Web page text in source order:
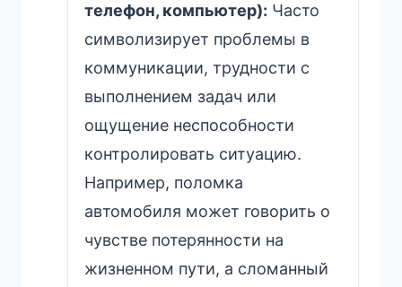
телефон, компьютер): Часто
символизирует проблемы в
коммуникации, трудности с
выполнением задач или
ощущение неспособности
контролировать ситуацию.
Например, поломка
автомобиля может говорить о
чувстве потерянности на
жизненном пути, а сломанный